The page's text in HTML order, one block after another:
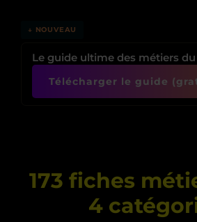
↓ NOUVEAU
Le guide ultime des métiers
Télécharger le guide
173 fiches
4